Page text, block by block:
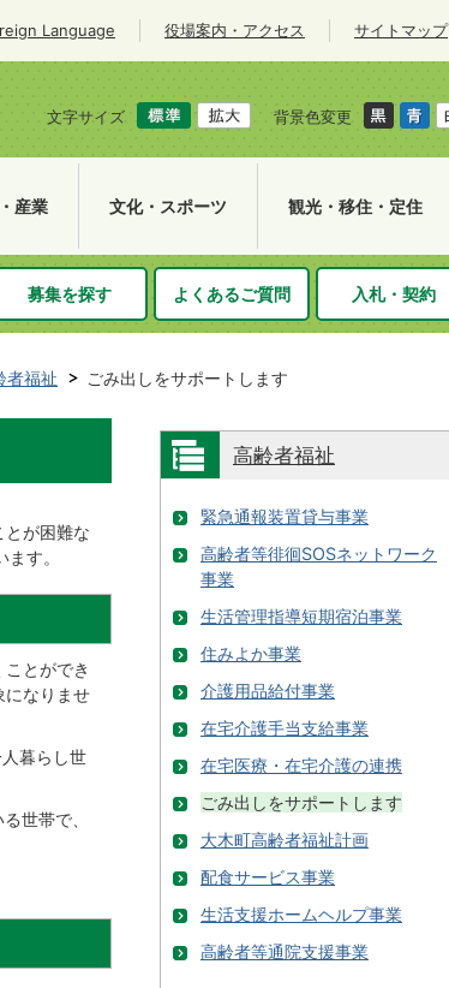
Language 役場案内・アクセス サイトマップ
文字サイズ 背景色変更
産業 文化・スポーツ 観光・移住・定住
募集を探す よくあるご質問 入札・契約
者福祉 ごみ出しをサポートします
が困難な
す。
とができ
になりませ
暮らし世
世帯で、
高齢者福祉
緊急通報装置貸与事業
高齢者等徘徊SOSネットワーク
事業
生活管理指導短期宿泊事業
住みよか事業
介護用品給付事業
在宅介護手当支給事業
在宅医療・在宅介護の連携
ごみ出しをサポートします
大木町高齢者福祉計画
配食サービス事業
生活支援ホームヘルプ事業
高齢者等通院支援事業